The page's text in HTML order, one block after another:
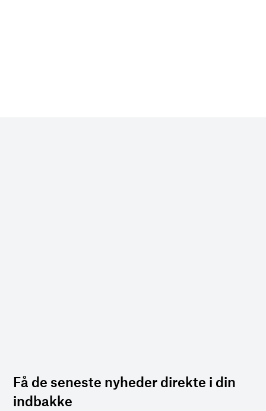
Få de seneste nyheder direkte i din
indbakke